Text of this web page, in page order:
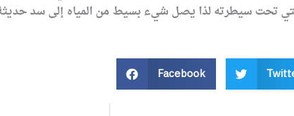
تحت سيطرته لذا يصل شيء بسيط من المياه إلى سد
Facebook